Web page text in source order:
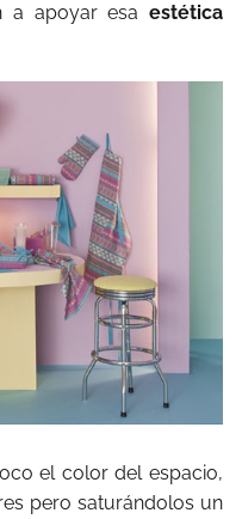
a apoyar esa estética
el color del espacio,
pero saturándolos un